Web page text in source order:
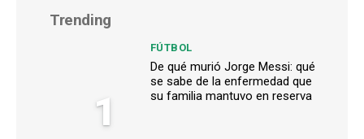
Trending
1
FÚTBOL
De qué murió Jorge Messi: qué
se sabe de la enfermedad que
su familia mantuvo en reserva